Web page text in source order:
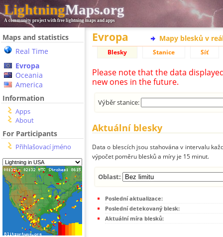
LightningMaps.org
A community project with free lightning maps and apps
Maps and statistics
Real Time
Evropa
Oceania
America
Information
Apps
About
For Participants
Přihlašovací jméno
Evropa Mapy blesků v
Blesky Stanice Síť
Please note that the data
new ones in the future.
Výběr stanice:
Aktuální blesky
Data o blescích jsou stahována v intervalu
výpočet poměru blesků a míry je 15 minut.
Oblast:
Poslední aktualizace:
Poslední detekovaný blesk:
Aktuální míra blesků: